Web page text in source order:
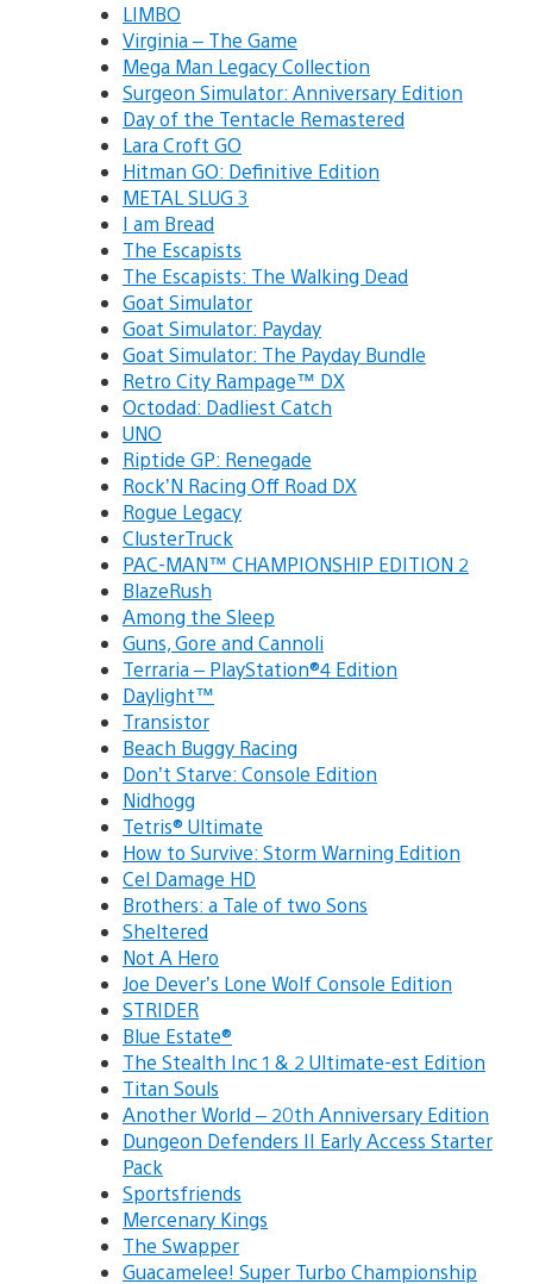
LIMBO
Virginia – The Game
Mega Man Legacy Collection
Surgeon Simulator: Anniversary Edition
Day of the Tentacle Remastered
Lara Croft GO
Hitman GO: Definitive Edition
METAL SLUG 3
I am Bread
The Escapists
The Escapists: The Walking Dead
Goat Simulator
Goat Simulator: Payday
Goat Simulator: The Payday Bundle
Retro City Rampage™ DX
Octodad: Dadliest Catch
UNO
Riptide GP: Renegade
Rock’N Racing Off Road DX
Rogue Legacy
ClusterTruck
PAC-MAN™ CHAMPIONSHIP EDITION 2
BlazeRush
Among the Sleep
Guns, Gore and Cannoli
Terraria – PlayStation®4 Edition
Daylight™
Transistor
Beach Buggy Racing
Don’t Starve: Console Edition
Nidhogg
Tetris® Ultimate
How to Survive: Storm Warning Edition
Cel Damage HD
Brothers: a Tale of two Sons
Sheltered
Not A Hero
Joe Dever’s Lone Wolf Console Edition
STRIDER
Blue Estate®
The Stealth Inc 1 & 2 Ultimate-est Edition
Titan Souls
Another World – 20th Anniversary Edition
Dungeon Defenders II Early Access Starter
Pack
Sportsfriends
Mercenary Kings
The Swapper
Guacamelee! Super Turbo Championship